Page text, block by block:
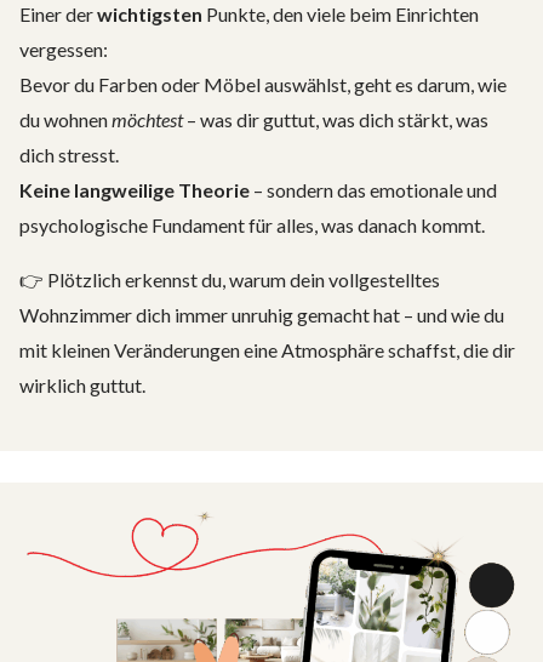
Einer derwichtigsten Punkte, den viele beim Einrichten
vergessen:
Bevor du Farben oder Möbel auswählst, geht es darum, wie
du wohnenmöchtest– was dir guttut, was dich stärkt, was
dich stresst.
Keine langweilige Theorie – sondern das emotionale und
psychologische Fundament für alles, was danach kommt.
👉 Plötzlich erkennst du, warum dein vollgestelltes
Wohnzimmer dich immer unruhig gemacht hat – und wie du
mit kleinen Veränderungen eine Atmosphäre schaffst, die dir
wirklich guttut.